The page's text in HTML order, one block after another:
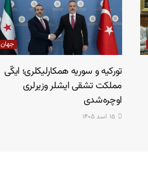
جهان
تورکیه و سوریه همکارلیکلری؛ ایکّی
مملکت تشقی ایشلر وزیرلری
اوچره‌شدی
۱۵ اسد ۱۴۰۵